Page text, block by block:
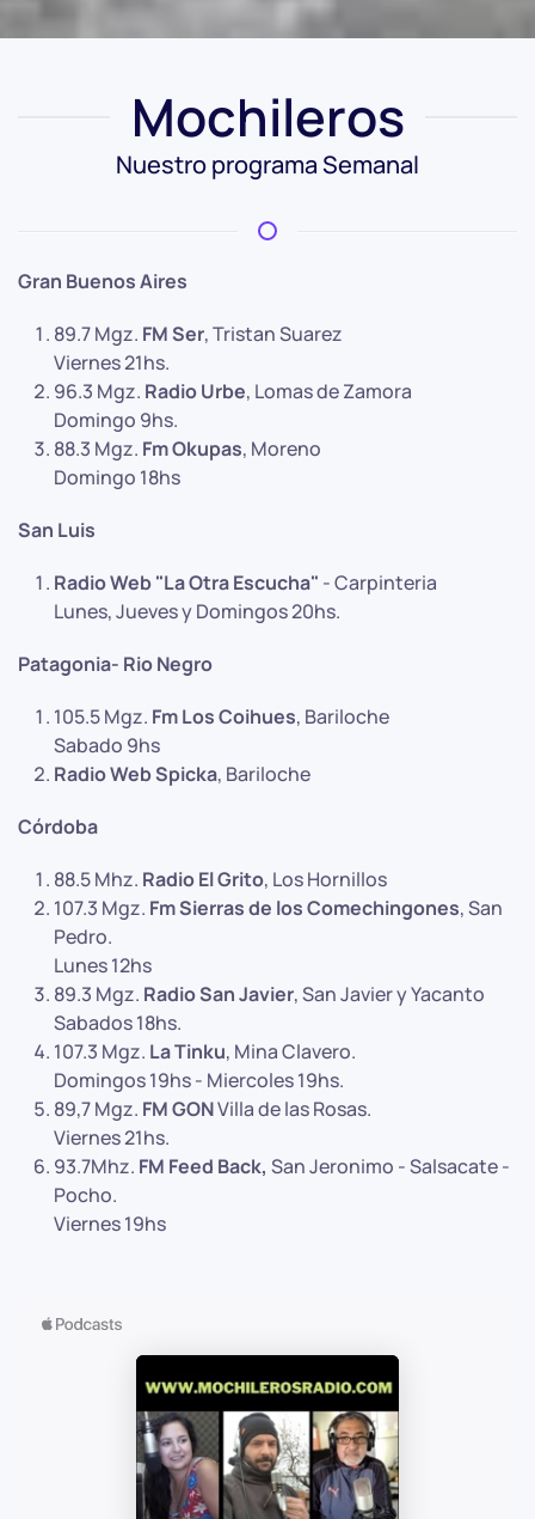
Mochileros
Nuestro programa Semanal
Gran Buenos Aires
89.7 Mgz. FM Ser, Tristan Suarez
Viernes 21hs.
96.3 Mgz. Radio Urbe, Lomas de Zamora
Domingo 9hs.
88.3 Mgz. Fm Okupas, Moreno
Domingo 18hs
San Luis
Radio Web "La Otra Escucha" - Carpinteria
Lunes, Jueves y Domingos 20hs.
Patagonia- Rio Negro
105.5 Mgz. Fm Los Coihues, Bariloche
Sabado 9hs
Radio Web Spicka, Bariloche
Córdoba
88.5 Mhz. Radio El Grito, Los Hornillos
107.3 Mgz. Fm Sierras de los Comechingones, San
Pedro.
Lunes 12hs
89.3 Mgz. Radio San Javier, San Javier y Yacanto
Sabados 18hs.
107.3 Mgz. La Tinku, Mina Clavero.
Domingos 19hs - Miercoles 19hs.
89,7 Mgz. FM GONVilla de las Rosas.
Viernes 21hs.
93.7Mhz. FM Feed Back, San Jeronimo - Salsacate -
Pocho.
Viernes 19hs